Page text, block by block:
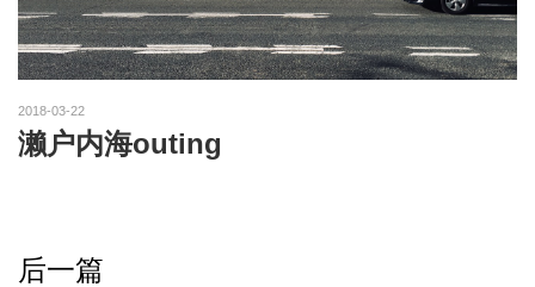
2018-03-22
濑户内海outing
后一篇